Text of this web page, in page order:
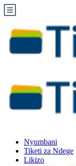
Nyumbani
Tiketi za Ndege
Likizo